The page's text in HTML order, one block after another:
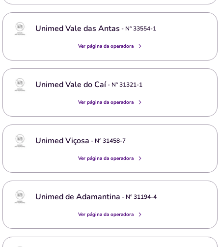
Unimed Vale das Antas - Nº33554-1
Ver página da operadora
Unimed Vale do Caí- Nº31321-1
Ver página da operadora
Unimed Viçosa - Nº31458-7
Ver página da operadora
Unimed de Adamantina - Nº31194-4
Ver página da operadora